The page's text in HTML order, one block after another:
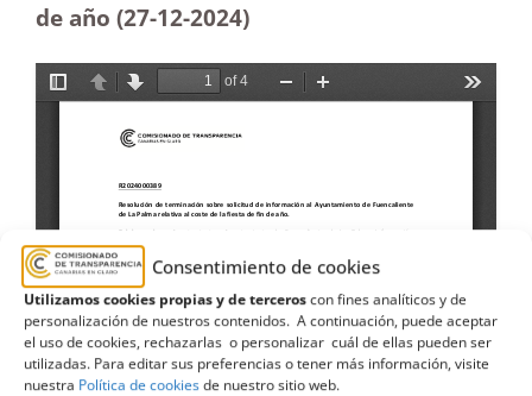
Consentimiento de cookies
Utilizamos cookies propias y de terceroscon fines analíticos y de
personalización de nuestros contenidos. A continuación, puede aceptar
el uso de cookies, rechazarlas o personalizar cuál de ellas pueden ser
utilizadas. Para editar sus preferencias o tener más información, visite
nuestra Política de cookiesde nuestro sitio web.
de año (27-12-2024)